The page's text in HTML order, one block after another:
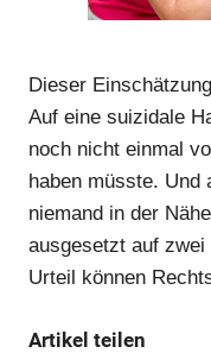
Dieser
Auf eine suizidale
noch nicht einmal
haben müsste. Und
niemand in der
ausgesetzt auf zwei
Urteil können
Artikel teilen